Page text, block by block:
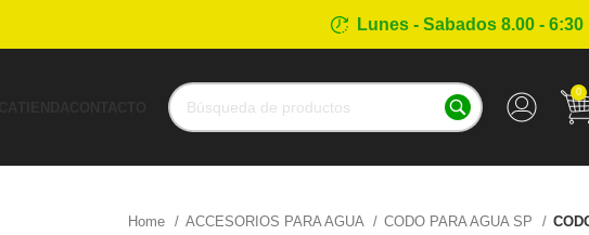
Lunes - Sabados 8.00 - 6:30
0
Home ACCESORIOS PARA AGUA CODO PARA AGUA SP